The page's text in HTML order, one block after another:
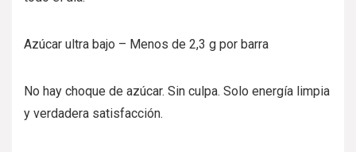
Azúcar ultra bajo – Menos de 2,3 g por barra
No hay choque de azúcar. Sin culpa. Solo energía limpia
y verdadera satisfacción.